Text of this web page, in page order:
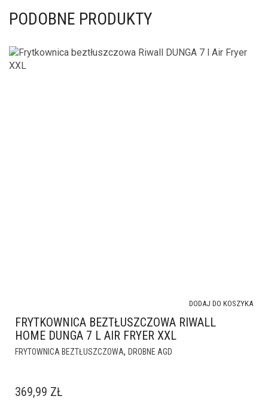
PODOBNE PRODUKTY
FRYTKOWNICA BEZTŁUSZCZOWA RIWALL
HOME DUNGA 7 L AIR FRYER XXL
FRYTOWNICA BEZTŁUSZCZOWA, DROBNE AGD
DODAJ DO KOSZYKA
369,99 ZŁ